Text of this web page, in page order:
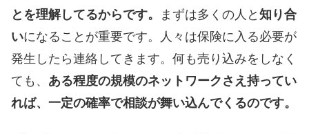
とを理解してるからです。
まずは多くの人と 知り合
いになることが重要です。人々は保険に入る必要が
発生したら連絡してきます。何も売り込みをしなく
ても、 ある程度の規模のネットワークさえ持ってい
れば、一定の確率で相談が舞い込んでくるのです。